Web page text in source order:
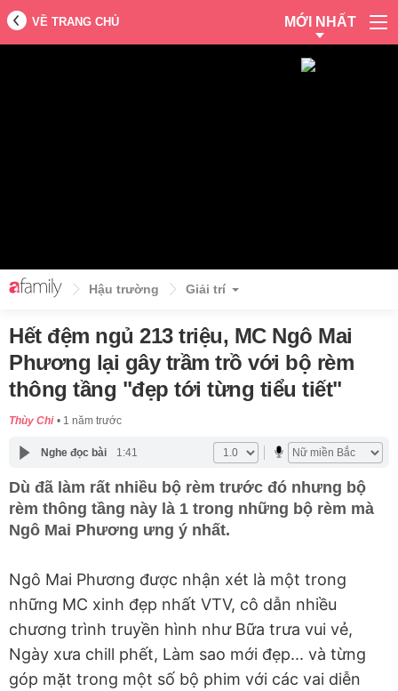
VỀ TRANG CHỦ MỚI NHẤT
Hậu trường Giải trí
Hết đệm ngủ 213 triệu, MC Ngô Mai
Phương lại gây trầm trồ với bộ rèm
thông tầng "đẹp tới từng tiểu tiết"
Thùy Chi 1 năm trước
Nghe đọc bài 1:41
Dù đã làm rất nhiều bộ rèm trước đó nhưng bộ
rèm thông tầng này là 1 trong những bộ rèm mà
Ngô Mai Phương ưng ý nhất.
Ngô Mai Phương được nhận xét là một trong
những MC xinh đẹp nhất VTV, cô dẫn nhiều
chương trình truyền hình như Bữa trưa vui vẻ,
Ngày xưa chill phết, Làm sao mới đẹp... và từng
góp mặt trong một số bộ phim với các vai diễn